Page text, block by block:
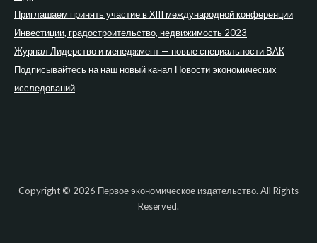
Приглашаем принять участие в XIII международной конференции
Инвестиции, градостроительство, недвижимость 2023
Журнал Лидерство и менеджмент — новые специальности ВАК
Подписывайтесь на наш новый канал Новости экономических
исследований
Copyright © 2026 Первое экономическое издательство. All Rights
Reserved.